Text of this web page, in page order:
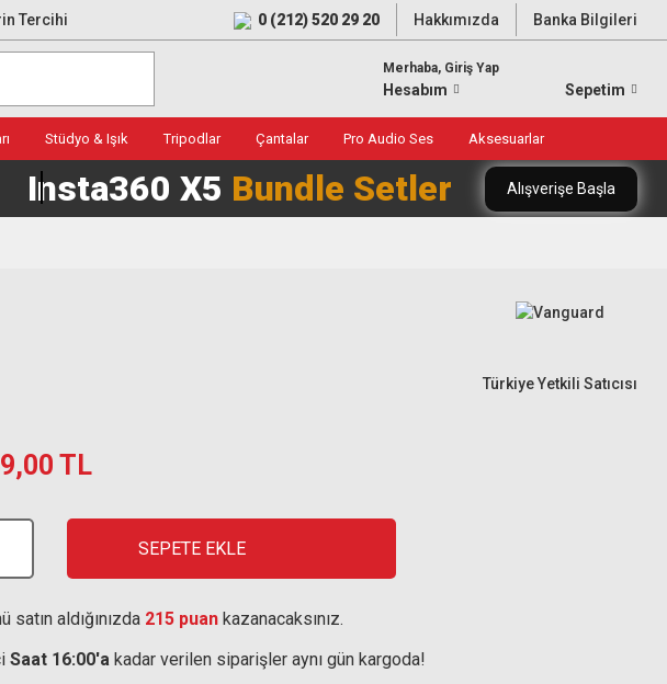
Tercihi 0 (212) 520 29 20 Hakkımızda Banka Bilgileri
Merhaba, Giriş Yap
Hesabım Sepetim
Stüdyo & Işık Tripodlar Çantalar Pro Audio Ses Aksesuarlar
Insta360 X5 Bundle Setler Alışverişe Başla
Türkiye Yetkili Satıcısı
TL
SEPETE EKLE
satın aldığınızda 215 puan kazanacaksınız.
Saat 16:00'a kadar verilen siparişler aynı gün kargoda!